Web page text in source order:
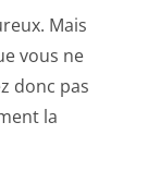
Mais
vous ne
donc pas
la